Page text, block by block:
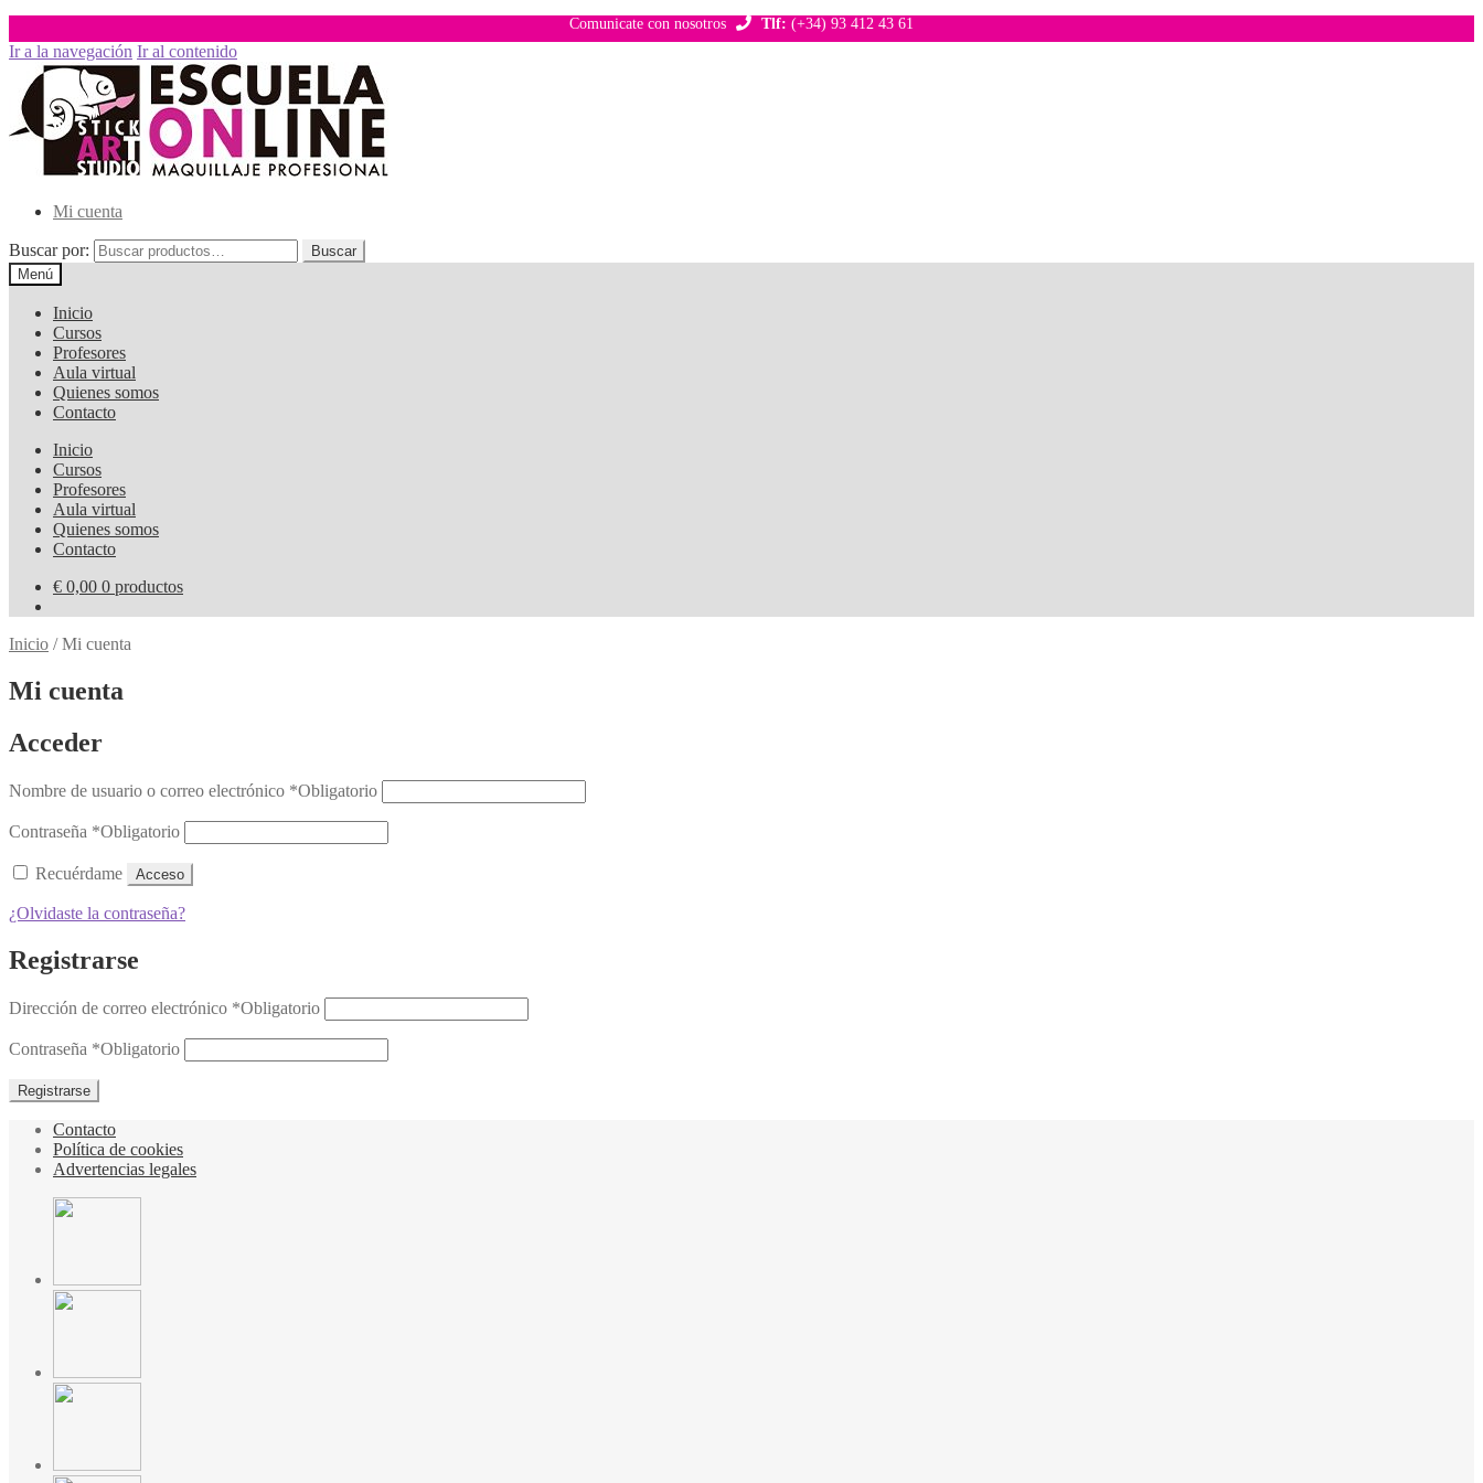
Comunicate con nosotros Tlf: (+34) 93 412 43 61
Ir a la navegación Ir al contenido
Mi cuenta
Buscar por:
Buscar
Menú
Inicio
Cursos
Profesores
Aula virtual
Quienes somos
Contacto
Inicio
Cursos
Profesores
Aula virtual
Quienes somos
Contacto
€ 0,00 0 productos
Inicio /Mi cuenta
Mi cuenta
Acceder
Nombre de usuario o correo electrónico *Obligatorio
Contraseña *Obligatorio
Recuérdame Acceso
¿Olvidaste la contraseña?
Registrarse
Dirección de correo electrónico *Obligatorio
Contraseña *Obligatorio
Registrarse
Contacto
Política de cookies
Advertencias legales